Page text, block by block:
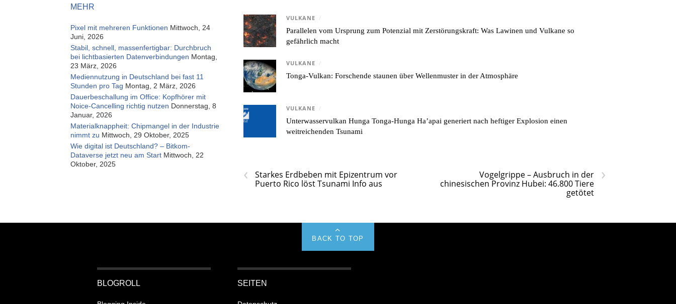
VULKANE /
Parallelen vom Ursprung zum Potenzial mit Zerstörungskraft: Was Lawinen und Vulkane so
gefährlich macht
VULKANE /
Tonga-Vulkan: Forschende staunen über Wellenmuster in der Atmosphäre
VULKANE /
Unterwasservulkan Hunga Tonga-Hunga Ha’apai generiert nach heftiger Explosion einen
weitreichenden Tsunami
‹
Starkes Erdbeben mit Epizentrum vor
Puerto Rico löst Tsunami Info aus
›
Vogelgrippe – Ausbruch in der
chinesischen Provinz Hubei: 46.800 Tiere
getötet
MEHR
Pixel mit mehreren Funktionen Mittwoch, 24
Juni, 2026
Stabil, schnell, massenfertigbar: Durchbruch
bei lichtbasierten Datenverbindungen Montag,
23 März, 2026
Mediennutzung in Deutschland bei fast 11
Stunden pro Tag Montag, 2 März, 2026
Dauerbeschallung im Office: Kopfhörer mit
Noice-Cancelling richtig nutzen Donnerstag, 8
Januar, 2026
Materialknappheit: Chipmangel in der Industrie
nimmt zu Mittwoch, 29 Oktober, 2025
Wie digital ist Deutschland? – Bitkom-
Dataverse jetzt neu am Start Mittwoch, 22
Oktober, 2025
BACK TO TOP
BLOGROLL SEITEN